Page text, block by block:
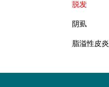
脱发
阴虱
脂溢性皮炎